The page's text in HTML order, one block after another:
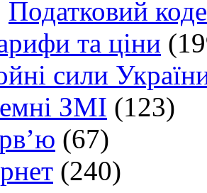
Податковий
та ціни
сили
ЗМІ (123)
(67)
(240)